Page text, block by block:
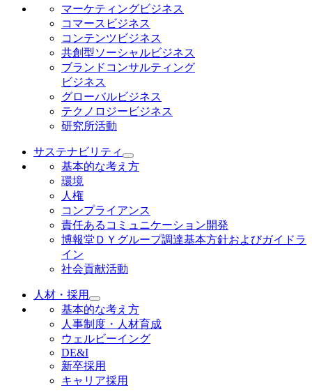
マーケティングビジネス
コマースビジネス
コンテンツビジネス
共創型ソーシャルビジネス
ブランドコンサルティング
ビジネス
グローバルビジネス
テクノロジービジネス
研究所活動
サステナビリティ
基本的な考え方
環境
人権
コンプライアンス
責任あるコミュニケーション開発
博報堂ＤＹグループ調達基本方針およびガイドラ
イン
社会貢献活動
人材・採用
基本的な考え方
人事制度・人材育成
ウェルビーイング
DE&I
新卒採用
キャリア採用